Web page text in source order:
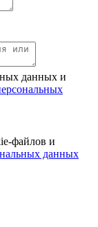
данных и
файлов и
данных